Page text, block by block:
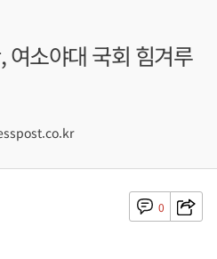
여소야대 국회 힘겨루
0